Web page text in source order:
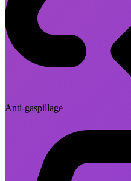
Anti-gaspillage